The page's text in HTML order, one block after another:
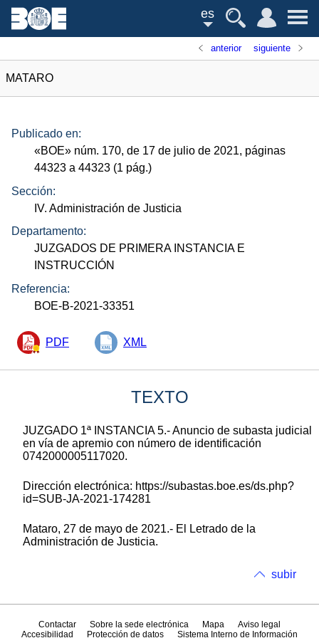
es
anterior siguiente
MATARO
Publicado en:
«BOE» núm. 170, de 17 de julio de 2021, páginas
44323 a 44323 (1 pág.)
Sección:
IV. Administración de Justicia
Departamento:
JUZGADOS DE PRIMERA INSTANCIA E
INSTRUCCIÓN
Referencia:
BOE-B-2021-33351
PDF XML
TEXTO
JUZGADO 1ª INSTANCIA 5.- Anuncio de subasta judicial
en vía de apremio con número de identificación
0742000005117020.
Dirección electrónica: https://subastas.boe.es/ds.php?
id=SUB-JA-2021-174281
Mataro, 27 de mayo de 2021.- El Letrado de la
Administración de Justicia.
subir
Contactar Sobre la sede electrónica Mapa
Aviso legal
Accesibilidad
Protección de datos Sistema Interno de Información